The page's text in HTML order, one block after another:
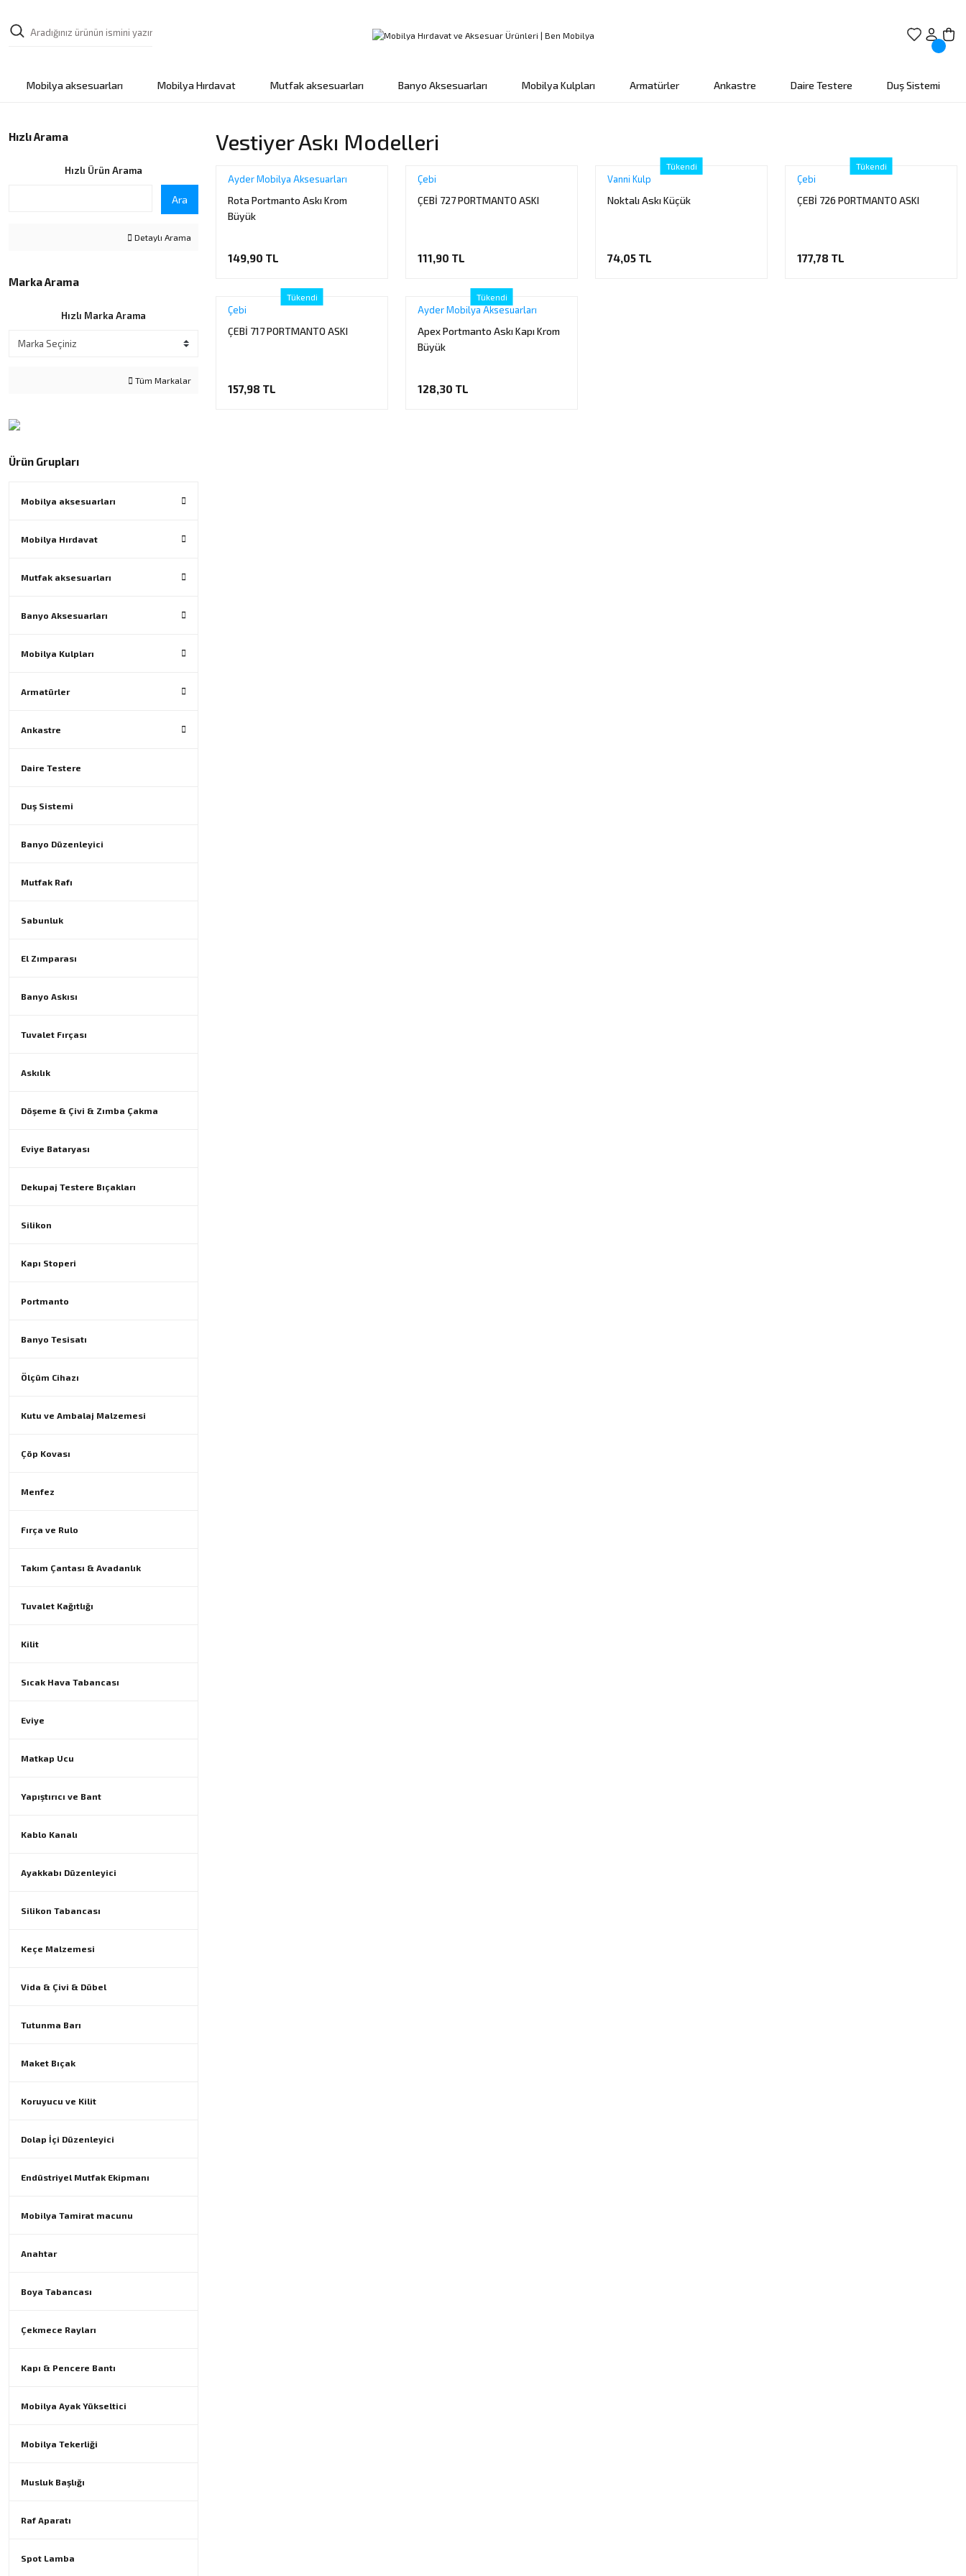
Mobilya aksesuarları Mobilya Hırdavat Mutfak aksesuarları Banyo Aksesuarları Mobilya Kulpları Armatürler Ankastre Daire Testere Duş Sistemi
Hızlı Arama
Hızlı Ürün Arama
Ara
Detaylı Arama
Marka Arama
Hızlı Marka Arama
Tüm Markalar
Ürün Grupları
Mobilya aksesuarları
Mobilya Hırdavat
Mutfak aksesuarları
Banyo Aksesuarları
Mobilya Kulpları
Armatürler
Ankastre
Daire Testere
Duş Sistemi
Banyo Düzenleyici
Mutfak Rafı
Sabunluk
El Zımparası
Banyo Askısı
Tuvalet Fırçası
Askılık
Döşeme & Çivi & Zımba Çakma
Eviye Bataryası
Dekupaj Testere Bıçakları
Silikon
Kapı Stoperi
Portmanto
Banyo Tesisatı
Ölçüm Cihazı
Kutu ve Ambalaj Malzemesi
Çöp Kovası
Menfez
Fırça ve Rulo
Takım Çantası & Avadanlık
Tuvalet Kağıtlığı
Kilit
Sıcak Hava Tabancası
Eviye
Matkap Ucu
Yapıştırıcı ve Bant
Kablo Kanalı
Ayakkabı Düzenleyici
Silikon Tabancası
Keçe Malzemesi
Vida & Çivi & Dübel
Tutunma Barı
Maket Bıçak
Koruyucu ve Kilit
Dolap İçi Düzenleyici
Endüstriyel Mutfak Ekipmanı
Mobilya Tamirat macunu
Anahtar
Boya Tabancası
Çekmece Rayları
Kapı & Pencere Bantı
Mobilya Ayak Yükseltici
Mobilya Tekerliği
Musluk Başlığı
Raf Aparatı
Spot Lamba
Vestiyer Askı Modelleri
Ayder Mobilya Aksesuarları
Rota Portmanto Askı Krom
Büyük
149,90 TL
Çebi
ÇEBİ 727 PORTMANTO ASKI
111,90 TL
Tükendi
Vanni Kulp
Noktalı Askı Küçük
74,05 TL
Tükendi
Çebi
ÇEBİ 726 PORTMANTO ASKI
177,78 TL
Tükendi
Çebi
ÇEBİ 717 PORTMANTO ASKI
157,98 TL
Tükendi
Ayder Mobilya Aksesuarları
Apex Portmanto Askı Kapı Krom
Büyük
128,30 TL